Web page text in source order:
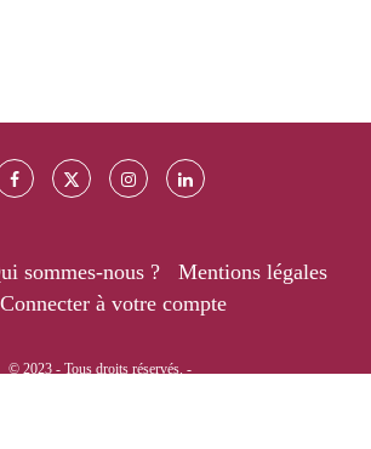
sommes-nous ?
Mentions légales
à votre compte
© 2023 - Tous droits réservés. -